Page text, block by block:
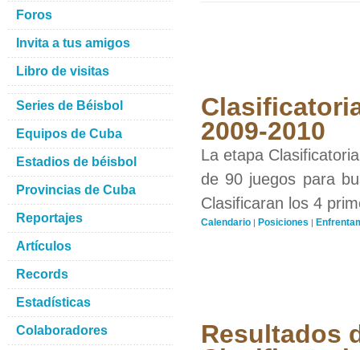
2009-2010
La etapa
de 90 juegos para
Clasificaran los 4
Calendario | Posiciones |
Resultados
Foros
Invita a tus amigos
Libro de visitas
Series de Béisbol
Equipos de Cuba
Estadios de béisbol
Provincias de Cuba
Reportajes
Artículos
Records
Estadísticas
Colaboradores